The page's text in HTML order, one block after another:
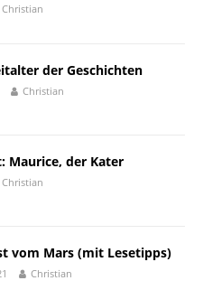
Christian
der Geschichten
Christian
Maurice, der Kater
Christian
vom Mars (mit Lesetipps)
Christian